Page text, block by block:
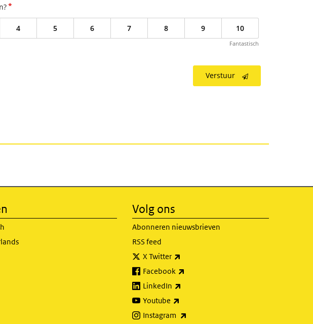
*
4 5 6 7 8 9 10
Fantastisch
Verstuur
Volg ons
Abonneren nieuwsbrieven
RSS feed
X Twitter
Facebook
LinkedIn
Youtube
Instagram